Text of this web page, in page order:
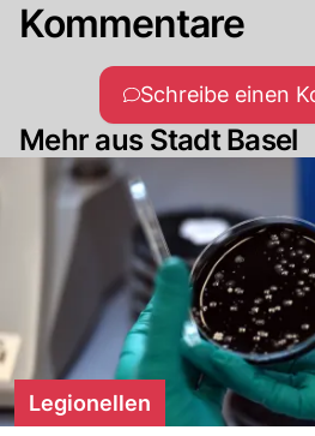
Kommentare
Schreibe einen
Mehr aus Stadt Basel
Legionellen